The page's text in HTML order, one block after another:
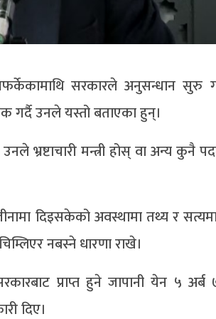
सरकारले अनुसन्धान सुरु
गर्दै उनले यस्तो बताएका हुन्।
भ्रष्टाचारी मन्त्री होस् वा अन्य कुनै
दिइसकेको अवस्थामा तथ्य र
नबस्ने धारणा राखे।
प्राप्त हुने जापानी येन ५
दिए।